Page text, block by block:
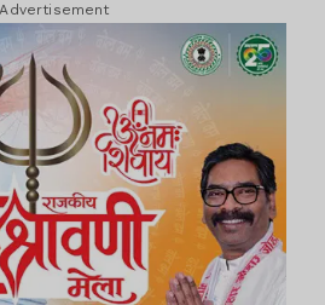
Advertisement